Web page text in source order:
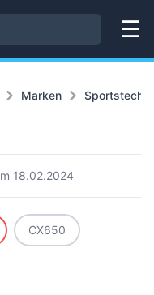
Menü
Marken Sportstech
18.02.2024
CX650